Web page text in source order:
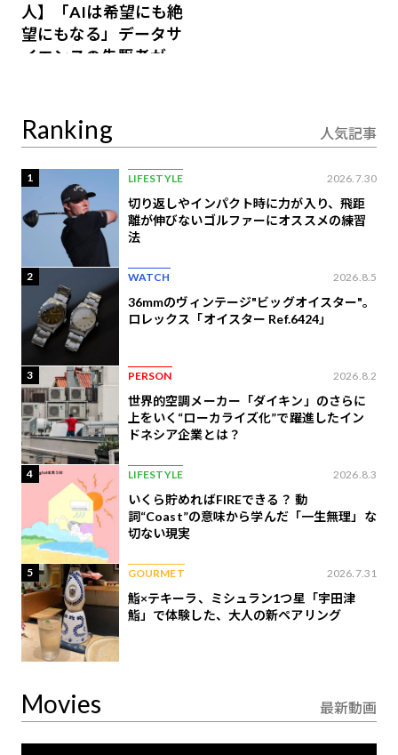
人】「AIは希望にも絶
望にもなる」データサ
イエンスの先駆者が語
Ranking 人気記事
1 LIFESTYLE 2026.7.30
切り返しやインパクト時に力が入り、飛距
離が伸びないゴルファーにオススメの練習
法
2 WATCH 2026.8.5
36mmのヴィンテージ"ビッグオイスター"。
ロレックス「オイスター Ref.6424」
3 PERSON 2026.8.2
世界的空調メーカー「ダイキン」のさらに
上をいく“ローカライズ化”で躍進したイン
ドネシア企業とは？
4 LIFESTYLE 2026.8.3
いくら貯めればFIREできる？ 動
詞“Coast”の意味から学んだ「一生無理」な
切ない現実
5 GOURMET 2026.7.31
鮨×テキーラ、ミシュラン1つ星「宇田津
鮨」で体験した、大人の新ペアリング
Movies 最新動画